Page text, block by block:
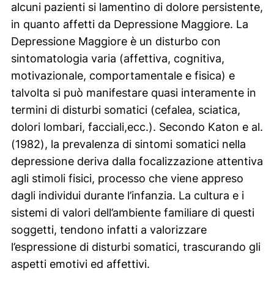
alcuni pazienti si lamentino di dolore persistente,
in quanto affetti da Depressione Maggiore. La
Depressione Maggiore è un disturbo con
sintomatologia varia (affettiva, cognitiva,
motivazionale, comportamentale e fisica) e
talvolta si può manifestare quasi interamente in
termini di disturbi somatici (cefalea, sciatica,
dolori lombari, facciali,ecc.). Secondo Katon e al.
(1982), la prevalenza di sintomi somatici nella
depressione deriva dalla focalizzazione attentiva
agli stimoli fisici, processo che viene appreso
dagli individui durante l’infanzia. La cultura e i
sistemi di valori dell’ambiente familiare di questi
soggetti, tendono infatti a valorizzare
l’espressione di disturbi somatici, trascurando gli
aspetti emotivi ed affettivi.